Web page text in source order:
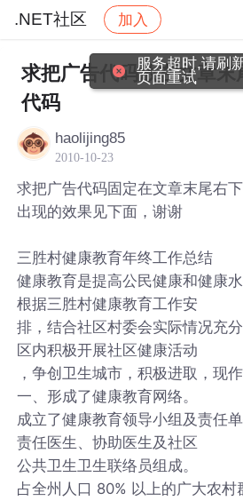
.NET社区 加入
社区 .NET社区 帖子详情
求把广告代码放在文章末
代码
haolijing85
2010-10-23
求把广告代码固定在文章末尾右
出现的效果见下面，谢谢
三胜村健康教育年终工作总结
健康教育是提高公民健康和健康
根据三胜村健康教育工作安
排，结合社区村委会实际情况充
区内积极开展社区健康活动
，争创卫生城市，积极进取，现
一、形成了健康教育网络。
成立了健康教育领导小组及责任
责任医生、协助医生及社区
公共卫生卫生联络员组成。
占全州人口 80% 以上的广大农村
服务超时,请刷
页面重试